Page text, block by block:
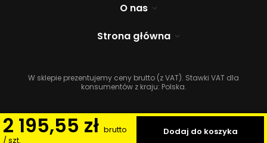
2 195,55 zł brutto
/szt.
Dodaj do koszyka
O nas
Strona główna
W sklepie prezentujemy ceny brutto (z VAT). Stawki VAT dla
konsumentów z kraju: Polska.